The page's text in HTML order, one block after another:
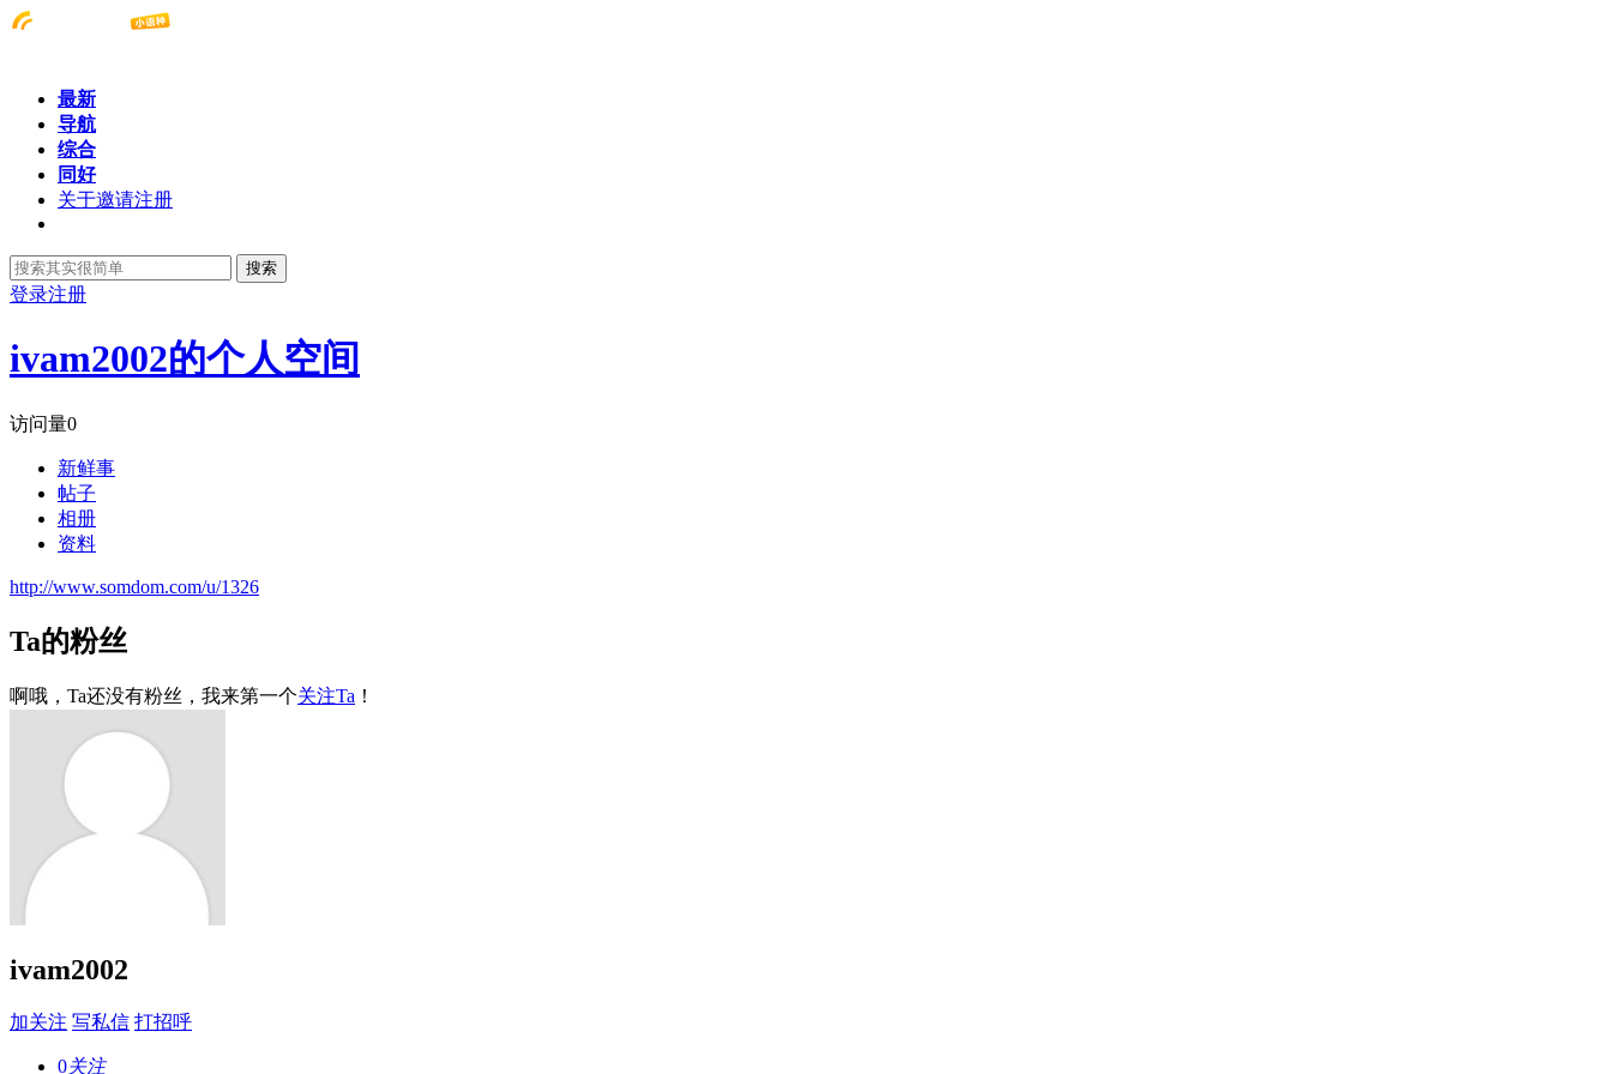
最新
导航
综合
同好
关于邀请注册
搜索
登录注册
ivam2002的个人空间
访问量0
新鲜事
帖子
相册
资料
http://www.somdom.com/u/1326
Ta的粉丝
啊哦，Ta还没有粉丝，我来第一个关注Ta ！
ivam2002
加关注 写私信 打招呼
0关注